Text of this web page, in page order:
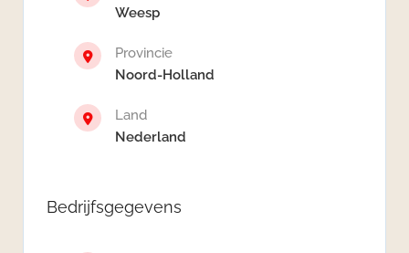
Weesp
Provincie
Noord-Holland
Land
Nederland
Bedrijfsgegevens